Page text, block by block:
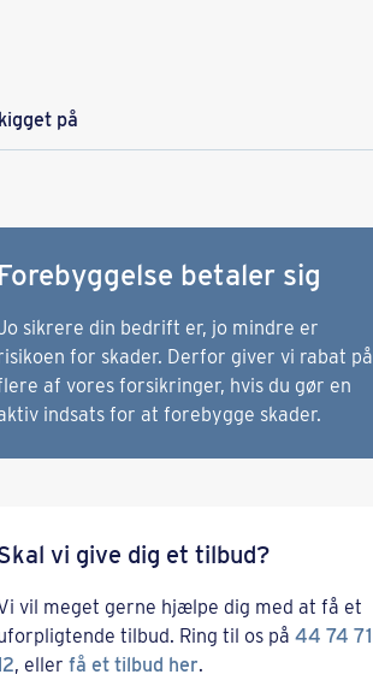
på​
Forebyggelse betaler sig
sikrere din bedrift er, jo mindre er
for skader. Derfor giver vi rabat på
af vores forsikringer, hvis du gør en
indsats for at forebygge skader.
vi give dig et tilbud?
vil meget gerne hjælpe dig med at få et
tilbud. Ring til os på 44 74 71
, eller få et tilbud her.